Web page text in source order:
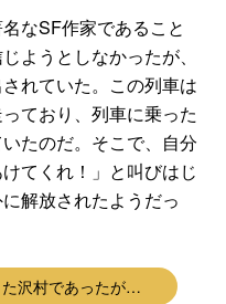
なSF作家であること
ようとしなかったが、
れていた。この列車は
ており、列車に乗った
たのだ。そこで、自分
てくれ！」と叫びはじ
解放されたようだっ
沢村であったが…